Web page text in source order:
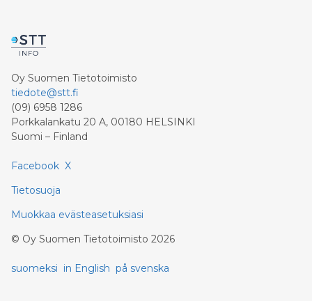
Oy Suomen Tietotoimisto
tiedote@stt.fi
(09) 6958 1286
Porkkalankatu 20 A, 00180 HELSINKI
Suomi – Finland
Facebook X
Tietosuoja
Muokkaa evästeasetuksiasi
© Oy Suomen Tietotoimisto 2026
suomeksi in English på svenska